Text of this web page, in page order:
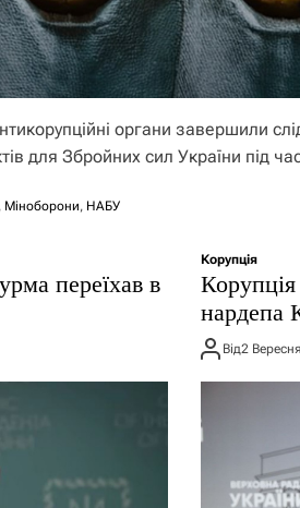
органи завершили
для Збройних сил України під
, Міноборони, НАБУ
переїхав в
Корупція
нардепа
Від2